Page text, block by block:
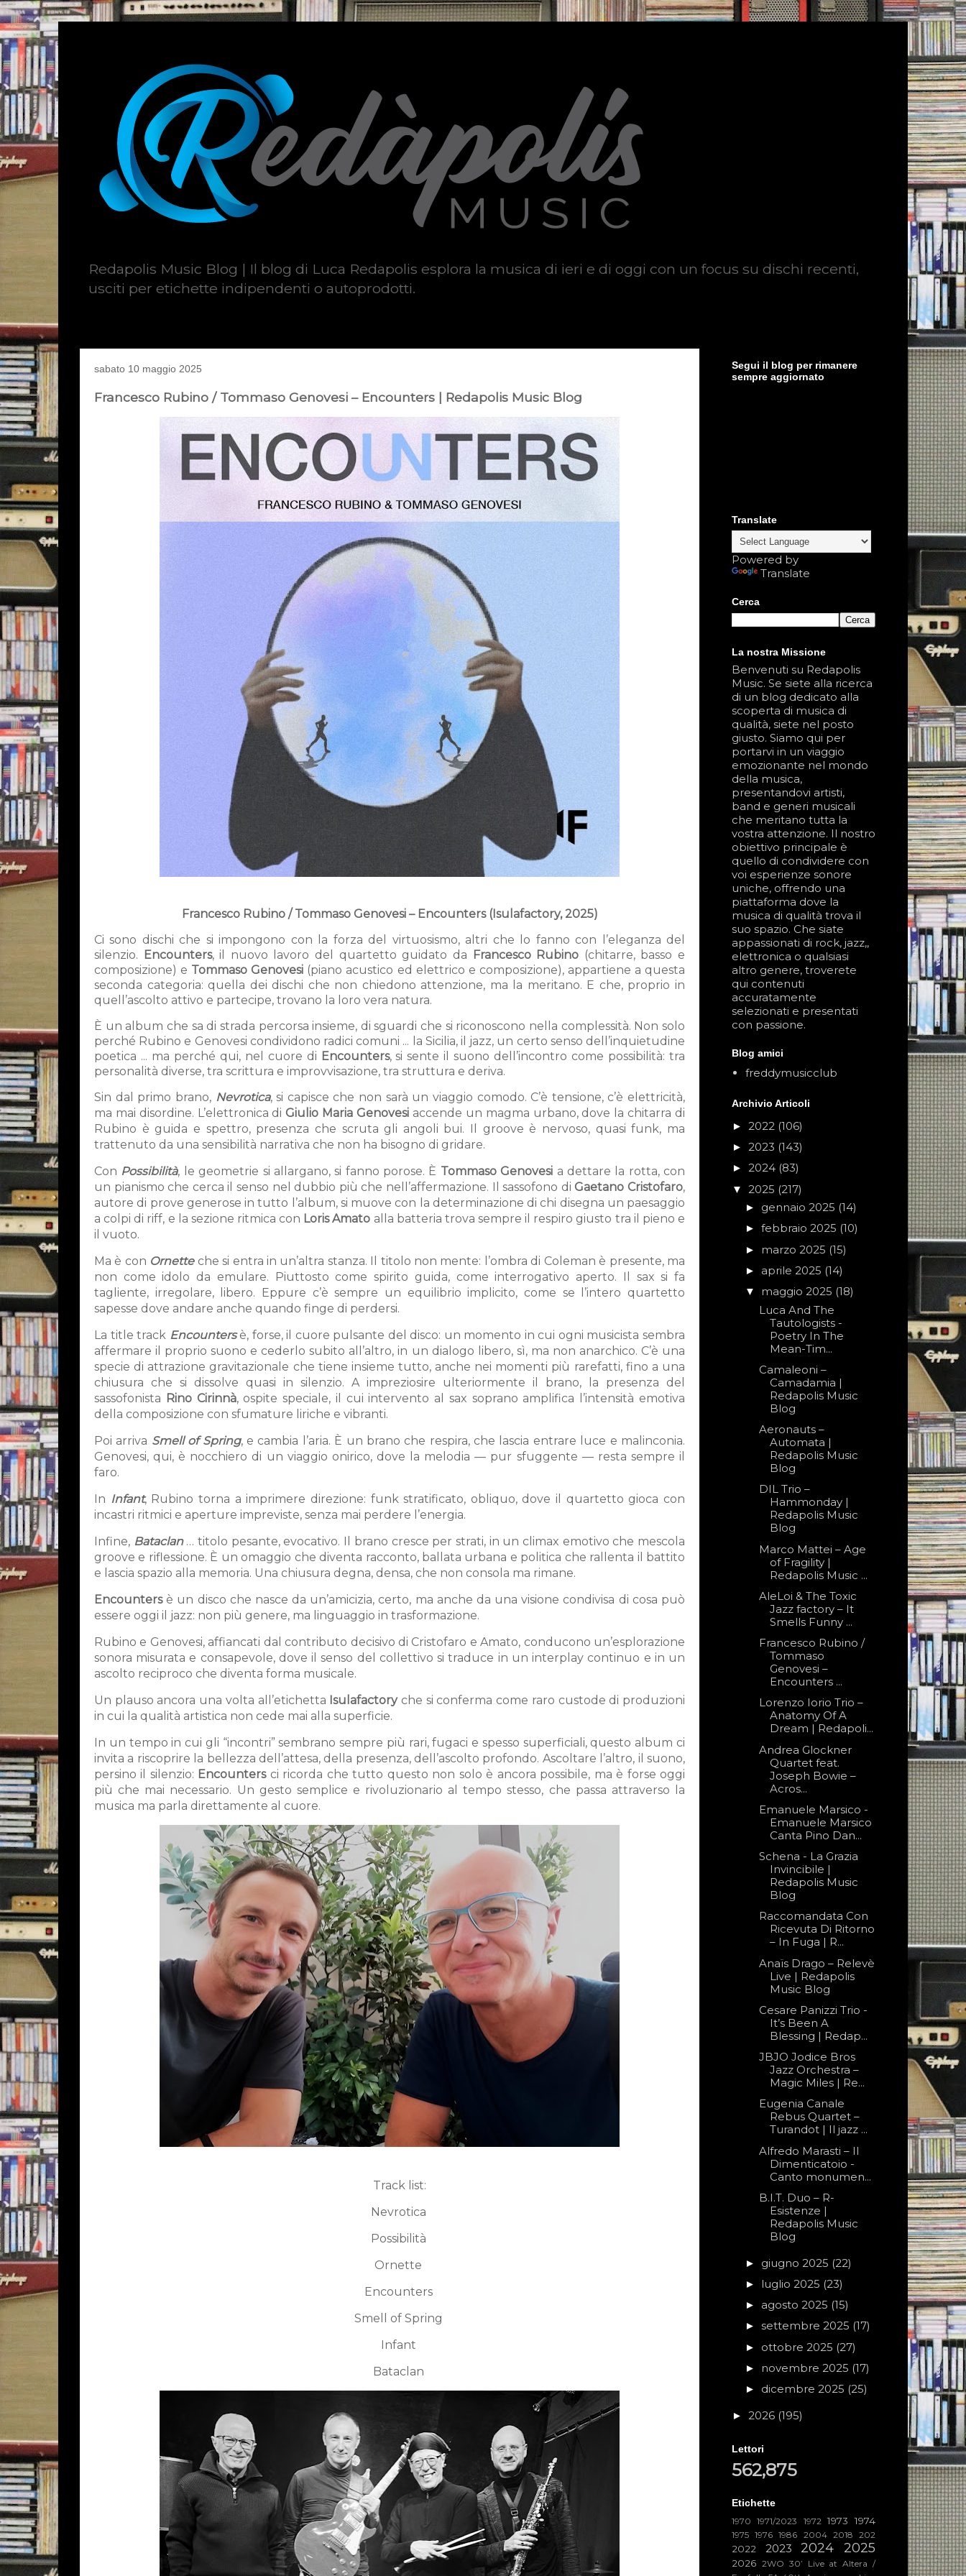
Redapolis Music Blog | Il blog di Luca Redapolis esplora la musica di ieri e di oggi con un focus su dischi recenti,
usciti per etichette indipendenti o autoprodotti.
sabato 10 maggio 2025
Francesco Rubino / Tommaso Genovesi – Encounters | Redapolis Music Blog
Francesco Rubino / Tommaso Genovesi – Encounters (Isulafactory, 2025)
Ci sono dischi che si impongono con la forza del virtuosismo, altri che lo fanno con l’eleganza del
silenzio. Encounters, il nuovo lavoro del quartetto guidato da Francesco Rubino (chitarre, basso e
composizione) e Tommaso Genovesi (piano acustico ed elettrico e composizione), appartiene a questa
seconda categoria: quella dei dischi che non chiedono attenzione, ma la meritano. E che, proprio in
quell’ascolto attivo e partecipe, trovano la loro vera natura.
È un album che sa di strada percorsa insieme, di sguardi che si riconoscono nella complessità. Non solo
perché Rubino e Genovesi condividono radici comuni ... la Sicilia, il jazz, un certo senso dell’inquietudine
poetica ... ma perché qui, nel cuore di Encounters, si sente il suono dell’incontro come possibilità: tra
personalità diverse, tra scrittura e improvvisazione, tra struttura e deriva.
Sin dal primo brano, Nevrotica, si capisce che non sarà un viaggio comodo. C’è tensione, c’è elettricità,
ma mai disordine. L’elettronica di Giulio Maria Genovesi accende un magma urbano, dove la chitarra di
Rubino è guida e spettro, presenza che scruta gli angoli bui. Il groove è nervoso, quasi funk, ma
trattenuto da una sensibilità narrativa che non ha bisogno di gridare.
Con Possibilità, le geometrie si allargano, si fanno porose. È Tommaso Genovesi a dettare la rotta, con
un pianismo che cerca il senso nel dubbio più che nell’affermazione. Il sassofono di Gaetano Cristofaro,
autore di prove generose in tutto l’album, si muove con la determinazione di chi disegna un paesaggio
a colpi di riff, e la sezione ritmica con Loris Amato alla batteria trova sempre il respiro giusto tra il pieno e
il vuoto.
Ma è con Ornetteche si entra in un’altra stanza. Il titolo non mente: l’ombra di Coleman è presente, ma
non come idolo da emulare. Piuttosto come spirito guida, come interrogativo aperto. Il sax si fa
tagliente, irregolare, libero. Eppure c’è sempre un equilibrio implicito, come se l’intero quartetto
sapesse dove andare anche quando finge di perdersi.
La title track Encountersè, forse, il cuore pulsante del disco: un momento in cui ogni musicista sembra
affermare il proprio suono e cederlo subito all’altro, in un dialogo libero, sì, ma non anarchico. C’è una
specie di attrazione gravitazionale che tiene insieme tutto, anche nei momenti più rarefatti, fino a una
chiusura che si dissolve quasi in silenzio. A impreziosire ulteriormente il brano, la presenza del
sassofonista Rino Cirinnà, ospite speciale, il cui intervento al sax soprano amplifica l’intensità emotiva
della composizione con sfumature liriche e vibranti.
Poi arriva Smell of Spring, e cambia l’aria. È un brano che respira, che lascia entrare luce e malinconia.
Genovesi, qui, è nocchiero di un viaggio onirico, dove la melodia — pur sfuggente — resta sempre il
faro.
In Infant, Rubino torna a imprimere direzione: funk stratificato, obliquo, dove il quartetto gioca con
incastri ritmici e aperture impreviste, senza mai perdere l’energia.
Infine, Bataclan … titolo pesante, evocativo. Il brano cresce per strati, in un climax emotivo che mescola
groove e riflessione. È un omaggio che diventa racconto, ballata urbana e politica che rallenta il battito
e lascia spazio alla memoria. Una chiusura degna, densa, che non consola ma rimane.
Encountersè un disco che nasce da un’amicizia, certo, ma anche da una visione condivisa di cosa può
essere oggi il jazz: non più genere, ma linguaggio in trasformazione.
Rubino e Genovesi, affiancati dal contributo decisivo di Cristofaro e Amato, conducono un’esplorazione
sonora misurata e consapevole, dove il senso del collettivo si traduce in un interplay continuo e in un
ascolto reciproco che diventa forma musicale.
Un plauso ancora una volta all’etichetta Isulafactoryche si conferma come raro custode di produzioni
in cui la qualità artistica non cede mai alla superficie.
In un tempo in cui gli “incontri” sembrano sempre più rari, fugaci e spesso superficiali, questo album ci
invita a riscoprire la bellezza dell’attesa, della presenza, dell’ascolto profondo. Ascoltare l’altro, il suono,
persino il silenzio: Encountersci ricorda che tutto questo non solo è ancora possibile, ma è forse oggi
più che mai necessario. Un gesto semplice e rivoluzionario al tempo stesso, che passa attraverso la
musica ma parla direttamente al cuore.
Track list:
Nevrotica​
Possibilità
Ornette​
Encounters
Smell of Spring
Infant​
Bataclan​
Segui il blog per rimanere
sempre aggiornato
Translate
Powered by
Translate
Cerca
La nostra Missione
Benvenuti su Redapolis
Music. Se siete alla ricerca
di un blog dedicato alla
scoperta di musica di
qualità, siete nel posto
giusto. Siamo qui per
portarvi in un viaggio
emozionante nel mondo
della musica,
presentandovi artisti,
band e generi musicali
che meritano tutta la
vostra attenzione. Il nostro
obiettivo principale è
quello di condividere con
voi esperienze sonore
uniche, offrendo una
piattaforma dove la
musica di qualità trova il
suo spazio. Che siate
appassionati di rock, jazz,,
elettronica o qualsiasi
altro genere, troverete
qui contenuti
accuratamente
selezionati e presentati
con passione.
Blog amici
freddymusicclub
Archivio Articoli
► 2022 (106)
► 2023 (143)
► 2024 (83)
▼ 2025 (217)
► gennaio 2025 (14)
► febbraio 2025 (10)
► marzo 2025 (15)
► aprile 2025 (14)
▼ maggio 2025 (18)
Luca And The
Tautologists -
Poetry In The
Mean-Tim...
Camaleoni –
Camadamia |
Redapolis Music
Blog
Aeronauts –
Automata |
Redapolis Music
Blog
DIL Trio –
Hammonday |
Redapolis Music
Blog
Marco Mattei – Age
of Fragility |
Redapolis Music ...
AleLoi & The Toxic
Jazz factory – It
Smells Funny ...
Francesco Rubino /
Tommaso
Genovesi –
Encounters ...
Lorenzo Iorio Trio –
Anatomy Of A
Dream | Redapoli...
Andrea Glockner
Quartet feat.
Joseph Bowie –
Acros...
Emanuele Marsico -
Emanuele Marsico
Canta Pino Dan...
Schena - La Grazia
Invincibile |
Redapolis Music
Blog
Raccomandata Con
Ricevuta Di Ritorno
– In Fuga | R...
Anaïs Drago – Relevè
Live | Redapolis
Music Blog
Cesare Panizzi Trio -
It’s Been A
Blessing | Redap...
JBJO Jodice Bros
Jazz Orchestra –
Magic Miles | Re...
Eugenia Canale
Rebus Quartet –
Turandot | Il jazz ...
Alfredo Marasti – Il
Dimenticatoio -
Canto monumen...
B.I.T. Duo – R-
Esistenze |
Redapolis Music
Blog
► giugno 2025 (22)
► luglio 2025 (23)
► agosto 2025 (15)
► settembre 2025 (17)
► ottobre 2025 (27)
► novembre 2025 (17)
► dicembre 2025 (25)
► 2026 (195)
Lettori
562,875
Etichette
1970 1971/2023 1972 1973 1974
1975 1976 1986 2004 2018 202
2022 2023 2024 2025
2026 2WO 30’ Live at Altera /